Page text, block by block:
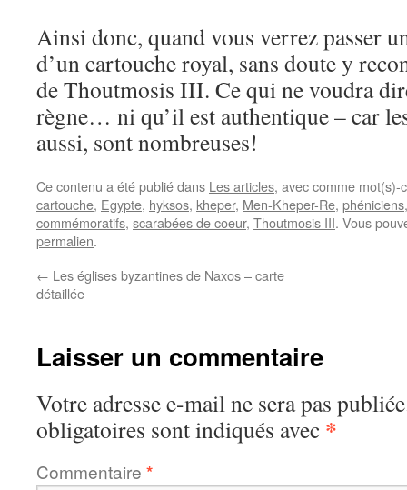
Ainsi donc, quand vous verrez passer
d’un cartouche royal, sans doute y
de Thoutmosis III. Ce qui ne voudra
règne… ni qu’il est authentique – car
aussi, sont nombreuses!
Ce contenu a été publié dans Les articles, avec comme
cartouche, Egypte, hyksos, kheper, Men-Kheper-Re, phéniciens
commémoratifs, scarabées de coeur, Thoutmosis III. Vous
permalien.
← Les églises byzantines de Naxos – carte
détaillée
Laisser un commentaire
Votre adresse e-mail ne sera pas
obligatoires sont indiqués avec *
Commentaire *